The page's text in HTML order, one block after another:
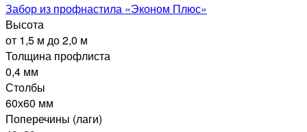
Забор из профнастила «Эконом Плюс»
Высота
от 1,5 м до 2,0 м
Толщина профлиста
0,4 мм
Столбы
60х60 мм
Поперечины (лаги)